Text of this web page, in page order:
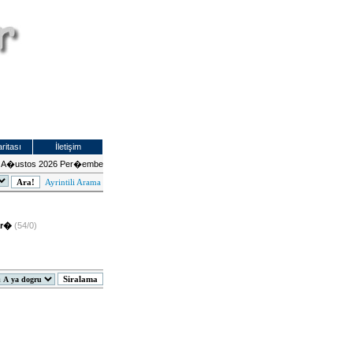
İletişim
A�ustos 2026 Per�embe
Ayrintili Arama
(54/0)